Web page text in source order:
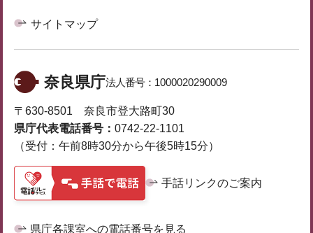
サイトマップ
奈良県庁法人番号： 1000020290009
〒630-8501 奈良市登大路町30
県庁代表電話番号： 0742-22-1101
（受付：午前8時30分から午後5時15分）
手話リンクのご案内
県庁各課室への電話番号を見る